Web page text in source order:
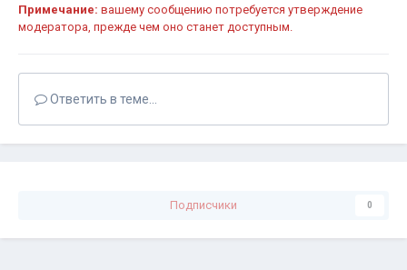
Примечание: вашему сообщению потребуется утверждение
модератора, прежде чем оно станет доступным.
Ответить в теме...
Подписчики 0